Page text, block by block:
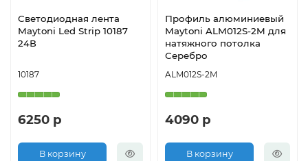
Светодиодная лента
Maytoni Led Strip 10187
24В
10187
6250 р
В корзину
Профиль алюминиевый
Maytoni ALM012S-2M для
натяжного потолка
Серебро
ALM012S-2M
4090 р
В корзину